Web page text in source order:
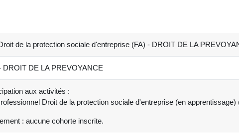
de la protection sociale d'entreprise (FA) - DROIT DE LA
DE LA PREVOYANCE
aux activités :
Droit de la protection sociale d'entreprise (en
: aucune cohorte inscrite.